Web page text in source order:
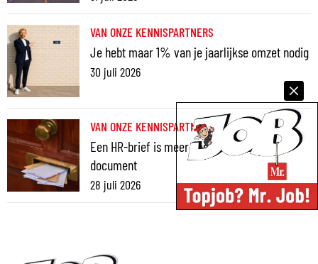
VAN ONZE KENNISPARTNERS
Je hebt maar 1% van je jaarlijkse omzet nodig
30 juli 2026
VAN ONZE KENNISPARTNERS
Een HR-brief is meer dan een juridisch
document
28 juli 2026